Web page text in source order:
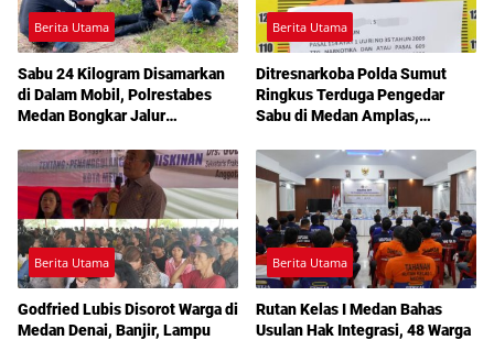
Berita Utama
Sabu 24 Kilogram Disamarkan
di Dalam Mobil, Polrestabes
Medan Bongkar Jalur
Berita Utama
Ditresnarkoba Polda Sumut
Ringkus Terduga Pengedar
Sabu di Medan Amplas,
Berita Utama
Godfried Lubis Disorot Warga di
Medan Denai, Banjir, Lampu
Berita Utama
Rutan Kelas I Medan Bahas
Usulan Hak Integrasi, 48 Warga